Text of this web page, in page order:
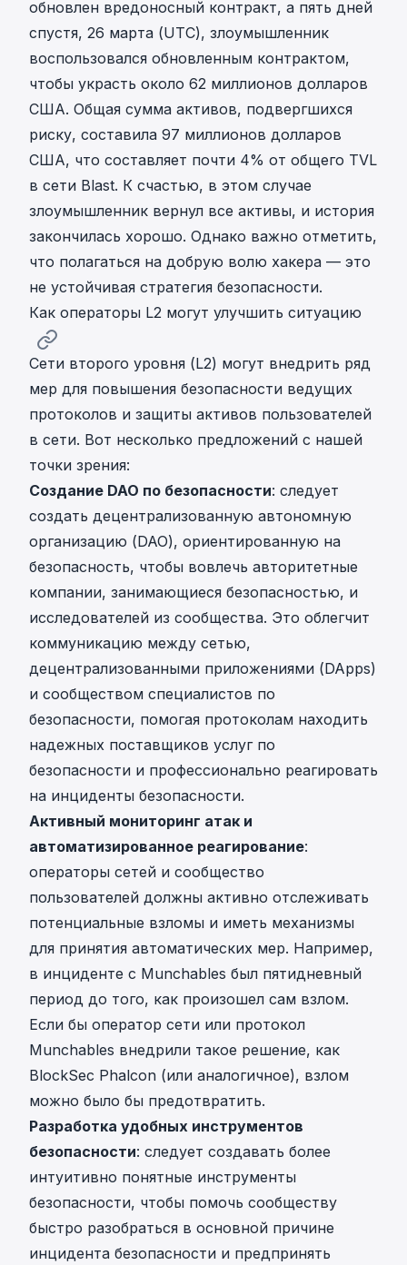
обновлен вредоносный контракт, а пять дней
спустя, 26 марта (UTC), злоумышленник
воспользовался обновленным контрактом,
чтобы украсть около 62 миллионов долларов
США. Общая сумма активов, подвергшихся
риску, составила 97 миллионов долларов
США, что составляет почти 4% от общего TVL
в сети Blast. К счастью, в этом случае
злоумышленник вернул все активы, и история
закончилась хорошо. Однако важно отметить,
что полагаться на добрую волю хакера — это
не устойчивая стратегия безопасности.
Как операторы L2 могут улучшить ситуацию
Сети второго уровня (L2) могут внедрить ряд
мер для повышения безопасности ведущих
протоколов и защиты активов пользователей
в сети. Вот несколько предложений с нашей
точки зрения:
Создание DAO по безопасности: следует
создать децентрализованную автономную
организацию (DAO), ориентированную на
безопасность, чтобы вовлечь авторитетные
компании, занимающиеся безопасностью, и
исследователей из сообщества. Это облегчит
коммуникацию между сетью,
децентрализованными приложениями (DApps)
и сообществом специалистов по
безопасности, помогая протоколам находить
надежных поставщиков услуг по
безопасности и профессионально реагировать
на инциденты безопасности.
Активный мониторинг атак и
автоматизированное реагирование:
операторы сетей и сообщество
пользователей должны активно отслеживать
потенциальные взломы и иметь механизмы
для принятия автоматических мер. Например,
в инциденте с Munchables был пятидневный
период до того, как произошел сам взлом.
Если бы оператор сети или протокол
Munchables внедрили такое решение, как
BlockSec Phalcon (или аналогичное), взлом
можно было бы предотвратить.
Разработка удобных инструментов
безопасности: следует создавать более
интуитивно понятные инструменты
безопасности, чтобы помочь сообществу
быстро разобраться в основной причине
инцидента безопасности и предпринять